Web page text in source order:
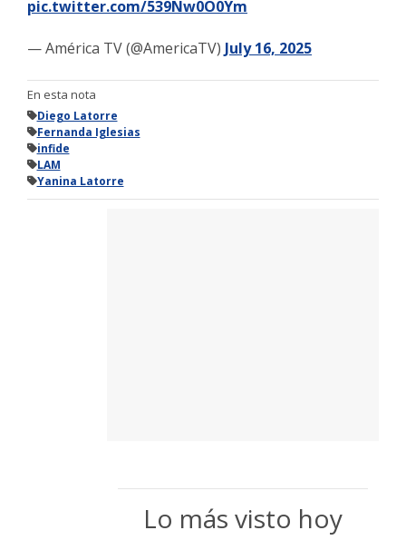
pic.twitter.com/539Nw0O0Ym
— América TV (@AmericaTV) July 16, 2025
En esta nota
Diego Latorre
Fernanda Iglesias
infide
LAM
Yanina Latorre
Lo más visto hoy